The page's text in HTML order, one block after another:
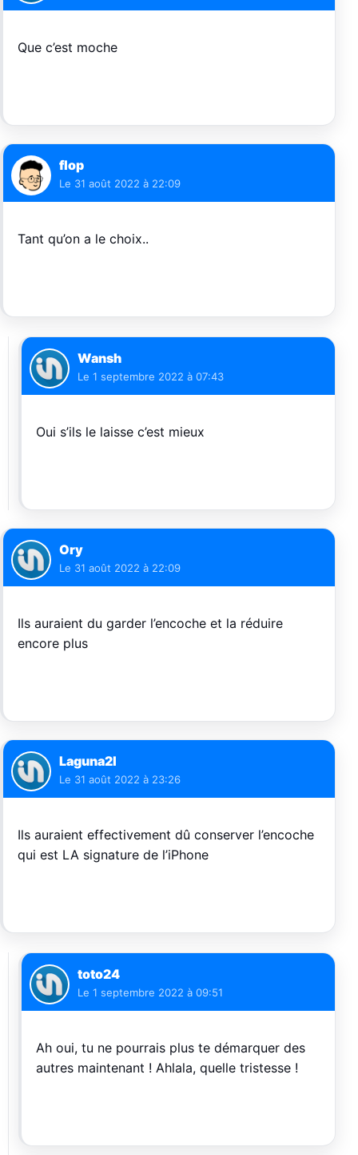
Que c’est moche
flop
Le 31 août 2022 à 22:09
Tant qu’on a le choix..
Wansh
Le 1 septembre 2022 à 07:43
Oui s’ils le laisse c’est mieux
Ory
Le 31 août 2022 à 22:09
Ils auraient du garder l’encoche et la réduire
encore plus
Laguna2l
Le 31 août 2022 à 23:26
Ils auraient effectivement dû conserver l’encoche
qui est LA signature de l’iPhone
toto24
Le 1 septembre 2022 à 09:51
Ah oui, tu ne pourrais plus te démarquer des
autres maintenant ! Ahlala, quelle tristesse !